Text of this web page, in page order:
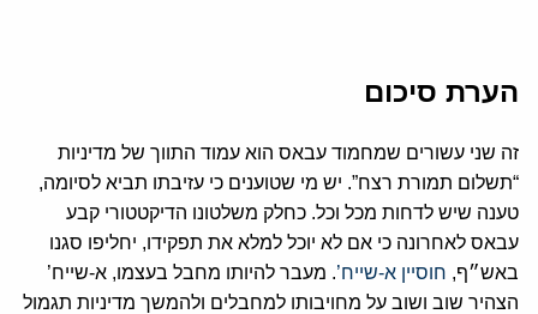
הערת סיכום
זה שני עשורים שמחמוד עבאס הוא עמוד התווך של מדיניות
“תשלום תמורת רצח”. יש מי שטוענים כי עזיבתו תביא לסיומה,
טענה שיש לדחות מכל וכל. כחלק משלטונו הדיקטטורי קבע
עבאס לאחרונה כי אם לא יוכל למלא את תפקידו, יחליפו סגנו
באש״ף, חוסיין א-שייח’. מעבר להיותו מחבל בעצמו, א-שייח’
הצהיר שוב ושוב על מחויבותו למחבלים ולהמשך מדיניות תגמול